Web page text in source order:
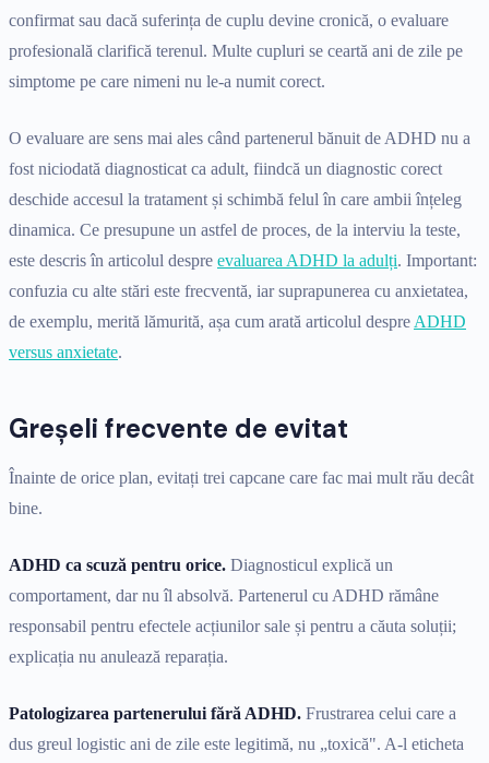
confirmat sau dacă suferința de cuplu devine cronică, o evaluare
profesională clarifică terenul. Multe cupluri se ceartă ani de zile pe
simptome pe care nimeni nu le-a numit corect.
O evaluare are sens mai ales când partenerul bănuit de ADHD nu a
fost niciodată diagnosticat ca adult, fiindcă un diagnostic corect
deschide accesul la tratament și schimbă felul în care ambii înțeleg
dinamica. Ce presupune un astfel de proces, de la interviu la teste,
este descris în articolul despre evaluarea ADHD la adulți. Important:
confuzia cu alte stări este frecventă, iar suprapunerea cu anxietatea,
de exemplu, merită lămurită, așa cum arată articolul despre ADHD
versus anxietate.
Greșeli frecvente de evitat
Înainte de orice plan, evitați trei capcane care fac mai mult rău decât
bine.
ADHD ca scuză pentru orice. Diagnosticul explică un
comportament, dar nu îl absolvă. Partenerul cu ADHD rămâne
responsabil pentru efectele acțiunilor sale și pentru a căuta soluții;
explicația nu anulează reparația.
Patologizarea partenerului fără ADHD. Frustrarea celui care a
dus greul logistic ani de zile este legitimă, nu „toxică". A-l eticheta